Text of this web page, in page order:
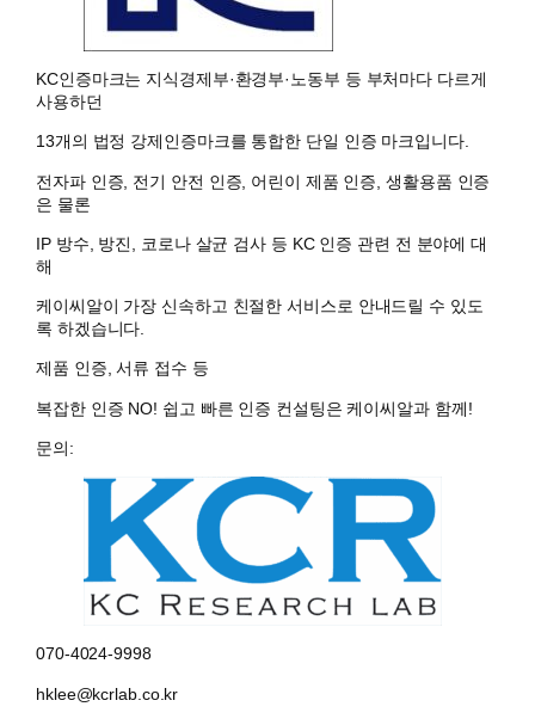
KC인증마크는 지식경제부·환경부·노동부 등 부처마다 다르게
사용하던
13개의 법정 강제인증마크를 통합한 단일 인증 마크입니다.
전자파 인증, 전기 안전 인증, 어린이 제품 인증, 생활용품 인증
은 물론
IP 방수, 방진, 코로나 살균 검사 등 KC 인증 관련 전 분야에 대
해
케이씨알이 가장 신속하고 친절한 서비스로 안내드릴 수 있도
록 하겠습니다.
제품 인증, 서류 접수 등
복잡한 인증 NO! 쉽고 빠른 인증 컨설팅은 케이씨알과 함께!
문의:
070-4024-9998
hklee@kcrlab.co.kr